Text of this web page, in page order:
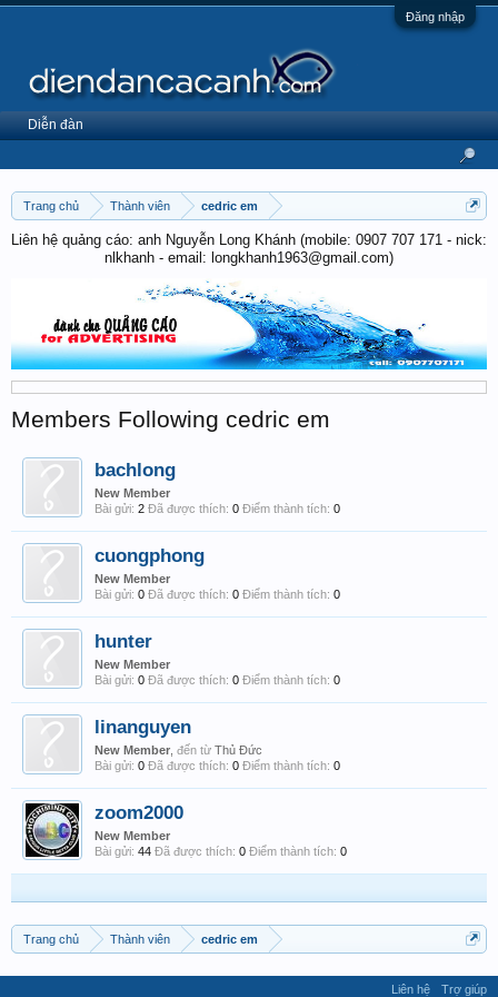
Đăng nhập
Trang chủ Thành viên cedric em
Liên hệ quảng cáo: anh Nguyễn Long Khánh (mobile: 0907 707 171 - nick:
nlkhanh - email: longkhanh1963@gmail.com)
Members Following cedric em
bachlong
New Member
Bài gửi: 2 Đã được thích: 0 Điểm thành tích: 0
cuongphong
New Member
Bài gửi: 0 Đã được thích: 0 Điểm thành tích: 0
hunter
New Member
Bài gửi: 0 Đã được thích: 0 Điểm thành tích: 0
linanguyen
New Member đến từ Thủ Đức
Bài gửi: 0 Đã được thích: 0 Điểm thành tích: 0
zoom2000
New Member
Bài gửi: 44 Đã được thích: 0 Điểm thành tích: 0
Trang chủ Thành viên cedric em
Diễn đàn
Liên hệ Trợ giúp